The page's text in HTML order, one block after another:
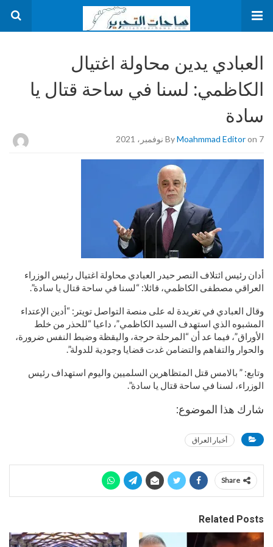
العبادي يدين محاولة اغتيال
الكاظمي: لسنا في ساحة قتال يا
سادة
ByMoahmmad Editoron 7 نوفمبر، 2021
أدان رئيس ائتلاف النصر حيدر العبادي محاولة اغتيال رئيس الوزراء
العراقي مصطفى الكاظمي، قائلا: “لسنا في ساحة قتال يا سادة”.
وقال العبادي في تغريدة له على منصة التواصل تويتر: “أدين الإعتداء
المشبوه الذي استهدف السيد الكاظمي”، داعيا “للحذر من خلط
الأوراق”، فيما عد أن “المرحلة حرجة، واليقظة وضبط النفس ضرورة،
والحوار والتفاهم والتضامن غدت قضايا وجودية للدولة”.
وتابع: ” بالامس قتل المتظاهرين السلميين واليوم استهداف رئيس
الوزراء، لسنا في ساحة قتال يا سادة”.
شارك هذا الموضوع:
أخبار العراق
Share
Related Posts